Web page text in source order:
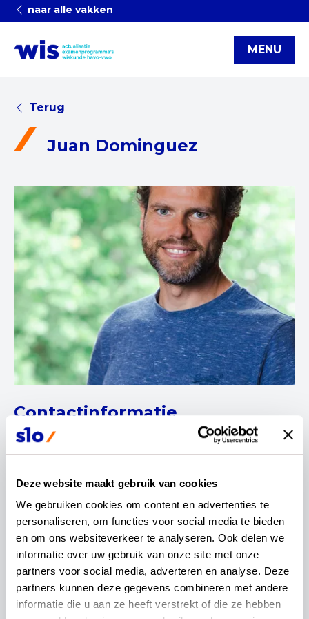
Deze website maakt gebruik van cookies
We gebruiken cookies om content en advertenties te
personaliseren, om functies voor social media te bieden
en om ons websiteverkeer te analyseren. Ook delen we
informatie over uw gebruik van onze site met onze
partners voor social media, adverteren en analyse. Deze
partners kunnen deze gegevens combineren met andere
informatie die u aan ze heeft verstrekt of die ze hebben
naar alle vakken
MENU
Terug
Juan Dominguez
Contactinformatie
Juan Dominguez
Ik ben Juan Dominguez, docent wis- en
natuurkunde op het Willem de Zwijger College in